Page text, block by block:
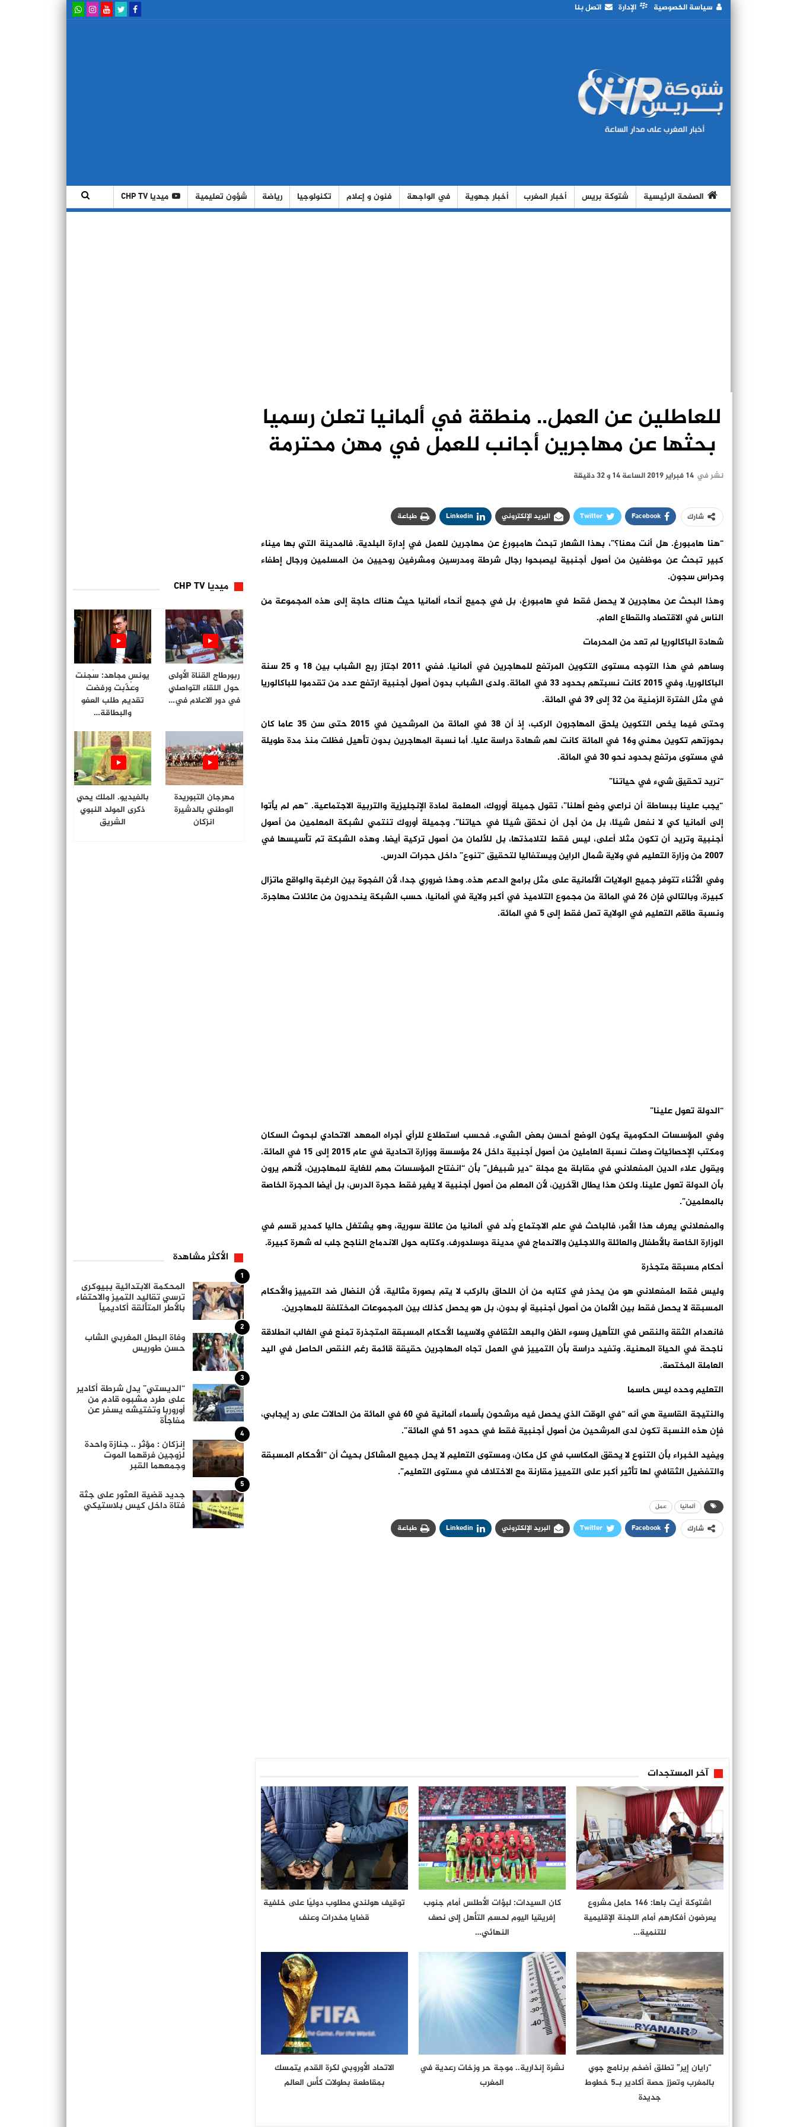
سياسة الخصوصية الإدارة اتصل بنا
الصفحة الرئيسية شتوكة بريس أخبار المغرب أخبار جهوية في الواجهة فنون و إعلام تكنولوجيا رياضة شؤون تعليمية ميديا CHP TV
للعاطلين عن العمل.. منطقة في ألمانيا تعلن رسميا
بحثها عن مهاجرين أجانب للعمل في مهن محترمة
نشر في 14 فبراير 2019 الساعة 14 و 32 دقيقة
شارك Facebook
Twitter البريد الإلكتروني Linkedin طباعة
“هنا هامبورغ. هل أنت معنا؟”، بهذا الشعار تبحث هامبورغ عن مهاجرين للعمل في إدارة البلدية. فالمدينة التي بها ميناء
كبير تبحث عن موظفين من أصول أجنبية ليصبحوا رجال شرطة ومدرسين ومشرفين روحيين من المسلمين ورجال إطفاء
وحراس سجون.
وهذا البحث عن مهاجرين لا يحصل فقط في هامبورغ، بل في جميع أنحاء ألمانيا حيث هناك حاجة إلى هذه المجموعة من
الناس في الاقتصاد والقطاع العام.
شهادة الباكالوريا لم تعد من المحرمات
وساهم في هذا التوجه مستوى التكوين المرتفع للمهاجرين في ألمانيا. ففي 2011 اجتاز ربع الشباب بين 18 و 25 سنة
الباكالوريا، وفي 2015 كانت نسبتهم بحدود 33 في المائة. ولدى الشباب بدون أصول أجنبية ارتفع عدد من تقدموا للباكالوريا
في مثل الفترة الزمنية من 32 إلى 39 في المائة.
وحتى فيما يخص التكوين يلحق المهاجرون الركب، إذ أن 38 في المائة من المرشحين في 2015 حتى سن 35 عاما كان
بحوزتهم تكوين مهني و16 في المائة كانت لهم شهادة دراسة عليا. أما نسبة المهاجرين بدون تأهيل فظلت منذ مدة طويلة
في مستوى مرتفع بحدود نحو 30 في المائة.
“نريد تحقيق شيء في حياتنا”
“يجب علينا ببساطة أن نراعي وضع أهلنا”، تقول جميلة أوروك، المعلمة لمادة الإنجليزية والتربية الاجتماعية. “هم لم يأتوا
إلى ألمانيا كي لا نفعل شيئا، بل من أجل أن نحقق شيئا في حياتنا”. وجميلة أوروك تنتمي لشبكة المعلمين من أصول
أجنبية وتريد أن تكون مثلا أعلى، ليس فقط لتلامذتها، بل للألمان من أصول تركية أيضا. وهذه الشبكة تم تأسيسها في
2007 من وزارة التعليم في ولاية شمال الراين ويستفاليا لتحقيق “تنوع” داخل حجرات الدرس.
وفي الأثناء تتوفر جميع الولايات الألمانية على مثل برامج الدعم هذه. وهذا ضروري جدا، لأن الفجوة بين الرغبة والواقع ماتزال
كبيرة، وبالتالي فإن 26 في المائة من مجموع التلاميذ في أكبر ولاية في ألمانيا، حسب الشبكة ينحدرون من عائلات مهاجرة.
ونسبة طاقم التعليم في الولاية تصل فقط إلى 5 في المائة.
“الدولة تعول علينا”
وفي المؤسسات الحكومية يكون الوضع أحسن بعض الشيء. فحسب استطلاع للرأي أجراه المعهد الاتحادي لبحوث السكان
ومكتب الإحصائيات وصلت نسبة العاملين من أصول أجنبية داخل 24 مؤسسة ووزارة اتحادية في عام 2015 إلى 15 في المائة.
ويقول علاء الدين المفعلاني في مقابلة مع مجلة “دير شبيغل” بأن “انفتاح المؤسسات مهم للغاية للمهاجرين، لأنهم يرون
بأن الدولة تعول علينا. ولكن هذا يطال الآخرين، لأن المعلم من أصول أجنبية لا يغير فقط حجرة الدرس، بل أيضا الحجرة الخاصة
بالمعلمين”.
والمفعلاني يعرف هذا الأمر، فالباحث في علم الاجتماع وُلد في ألمانيا من عائلة سورية، وهو يشتغل حاليا كمدير قسم في
الوزارة الخاصة بالأطفال والعائلة واللاجئين والاندماج في مدينة دوسلدورف. وكتابه حول الاندماج الناجح جلب له شهرة كبيرة.
أحكام مسبقة متجذرة
وليس فقط المفعلاني هو من يحذر في كتابه من أن اللحاق بالركب لا يتم بصورة مثالية، لأن النضال ضد التمييز والأحكام
المسبقة لا يحصل فقط بين الألمان من أصول أجنبية أو بدون، بل هو يحصل كذلك بين المجموعات المختلفة للمهاجرين.
فانعدام الثقة والنقص في التأهيل وسوء الظن والبعد الثقافي ولاسيما الأحكام المسبقة المتجذرة تمنع في الغالب انطلاقة
ناجحة في الحياة المهنية. وتفيد دراسة بأن التمييز في العمل تجاه المهاجرين حقيقة قائمة رغم النقص الحاصل في اليد
العاملة المختصة.
التعليم وحده ليس حاسما
والنتيجة القاسية هي أنه “في الوقت الذي يحصل فيه مرشحون بأسماء ألمانية في 60 في المائة من الحالات على رد إيجابي،
فإن هذه النسبة تكون لدى المرشحين من أصول أجنبية فقط في حدود 51 في المائة”.
ويفيد الخبراء بأن التنوع لا يحقق المكاسب في كل مكان، ومستوى التعليم لا يحل جميع المشاكل بحيث أن “الأحكام المسبقة
والتفضيل الثقافي لها تأثير أكبر على التمييز مقارنة مع الاختلاف في مستوى التعليم”.
ألمانيا عمل
شارك Facebook
Twitter البريد الإلكتروني Linkedin طباعة
آخر المستجدات
اشتوكة أيت باها: 146 حامل مشروع
يعرضون أفكارهم أمام اللجنة الإقليمية
للتنمية…
كان السيدات: لبؤات الأطلس أمام جنوب
إفريقيا اليوم لحسم التأهل إلى نصف
النهائي…
توقيف هولندي مطلوب دوليًا على خلفية
قضايا مخدرات وعنف
“رايان إير” تطلق أضخم برنامج جوي
بالمغرب وتعزز حصة أكادير بـ5 خطوط
جديدة
نشرة إنذارية.. موجة حر وزخات رعدية في
المغرب
الاتحاد الأوروبي لكرة القدم يتمسك
بمقاطعة بطولات كأس العالم
ميديا CHP TV
ربورطاج القناة الأولى
حول اللقاء التواصلي
في دور الاعلام في…
يونس مجاهد: سُجنت
وعُذّبت ورفضت
تقديم طلب العفو
والبطاقة…
مهرجان التبوريدة
الوطني بالدشيرة
انزكان
بالفيديو. الملك يحي
ذكرى المولد النبوي
الشريق
الأكثر مشاهدة
1
المحكمة الابتدائية ببيوكرى
ترسي تقاليد التميز والاحتفاء
بالأطر المتألقة أكاديمياً
2
وفاة البطل المغربي الشاب
حسن طوريس
3
“الديستي” يدل شرطة أكادير
على طرد مشبوه قادم من
أوروربا وتفتيشه يسفر عن
مفاجأة
4
إنزكان : مؤثر .. جنازة واحدة
لزوجين فرقهما الموت
وجمعهما القبر
5
جديد قضية العثور على جثة
فتاة داخل كيس بلاستيكي